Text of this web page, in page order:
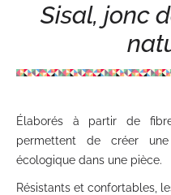
Sisal, jonc
Élaborés à partir de
permettent de créer
écologique dans une pièce.
Résistants et confortables,